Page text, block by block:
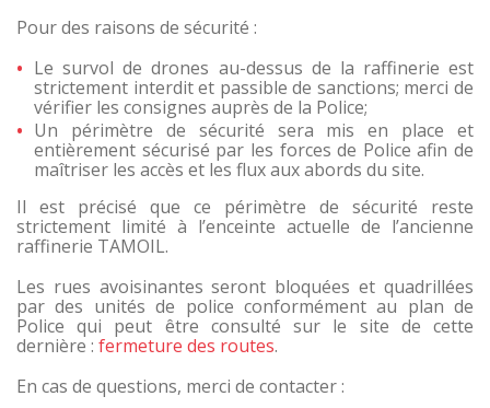
Pour des raisons de sécurité :
Le survol de drones au-dessus de la raffinerie est
strictement interdit et passible de sanctions; merci de
vérifier les consignes auprès de la Police;
Un périmètre de sécurité sera mis en place et
entièrement sécurisé par les forces de Police afin de
maîtriser les accès et les flux aux abords du site.
Il est précisé que ce périmètre de sécurité reste
strictement limité à l’enceinte actuelle de l’ancienne
raffinerie TAMOIL.
Les rues avoisinantes seront bloquées et quadrillées
par des unités de police conformément au plan de
Police qui peut être consulté sur le site de cette
dernière : fermeture des routes.
En cas de questions, merci de contacter :